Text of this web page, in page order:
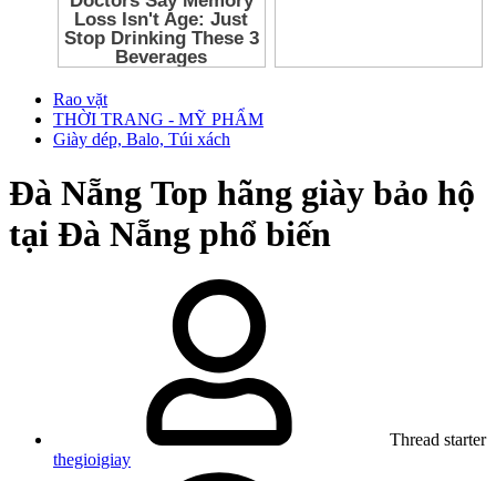
Rao vặt
THỜI TRANG - MỸ PHẨM
Giày dép, Balo, Túi xách
Đà Nẵng Top hãng giày bảo hộ
tại Đà Nẵng phổ biến
Thread starter
thegioigiay